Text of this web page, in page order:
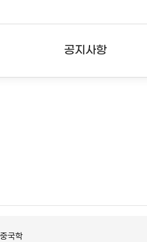
공지사항
국학